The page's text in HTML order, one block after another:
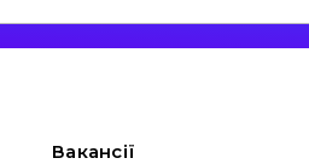
Вакансії